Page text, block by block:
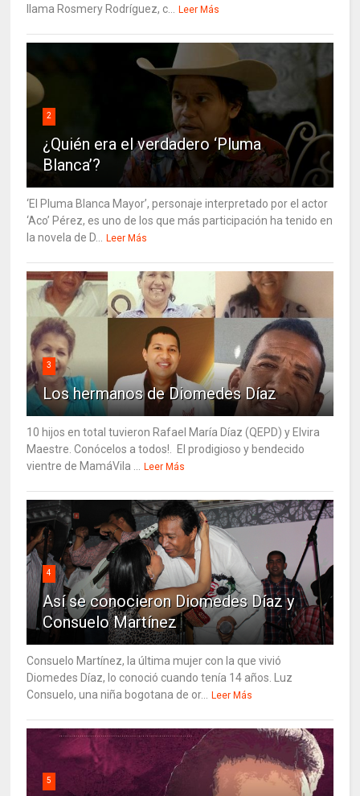
llama Rosmery Rodríguez, c...
Leer Más
2
¿Quién era el verdadero ‘Pluma
Blanca’?
‘El Pluma Blanca Mayor’, personaje interpretado por el actor
‘Aco’ Pérez, es uno de los que más participación ha tenido en
la novela de D...
Leer Más
3
Los hermanos de Diomedes Díaz
10 hijos en total tuvieron Rafael María Díaz (QEPD) y Elvira
Maestre. Conócelos a todos!. El prodigioso y bendecido
vientre de MamáVila ...
Leer Más
4
Así se conocieron Diomedes Díaz y
Consuelo Martínez
Consuelo Martínez, la última mujer con la que vivió
Diomedes Díaz, lo conoció cuando tenía 14 años. Luz
Consuelo, una niña bogotana de or...
Leer Más
5